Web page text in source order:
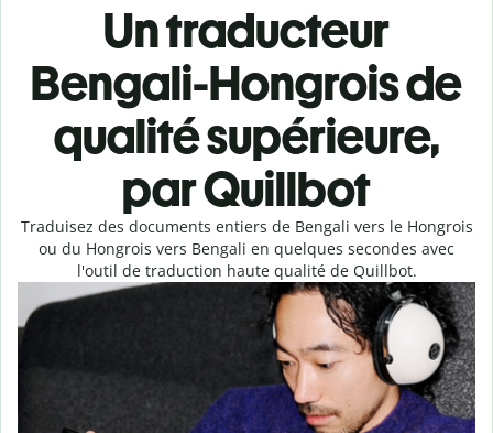
Un traducteur
Bengali-Hongrois de
qualité supérieure,
par Quillbot
Traduisez des documents entiers de Bengali vers le Hongrois
ou du Hongrois vers Bengali en quelques secondes avec
l'outil de traduction haute qualité de Quillbot.